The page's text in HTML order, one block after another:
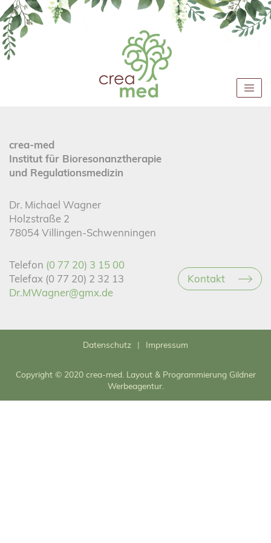
crea-med
Institut für Bioresonanztherapie
und Regulationsmedizin
Dr. Michael Wagner
Holzstraße 2
78054 Villingen-Schwenningen
Telefon (0 77 20) 3 15 00
Telefax (0 77 20) 2 32 13
Dr.MWagner@gmx.de
Kontakt
Copyright © 2020 crea-med. Layout & Programmierung Gildner
Werbeagentur.
Datenschutz Impressum